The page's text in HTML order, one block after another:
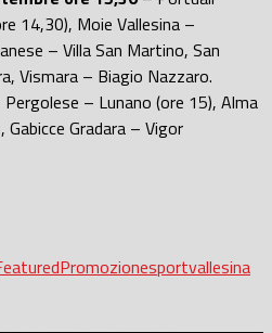
14,30), Moie Vallesina –
– Villa San Martino, San
Vismara – Biagio Nazzaro.
Pergolese – Lunano (ore 15), Alma
Gradara – Vigor
Promozionesportvallesina